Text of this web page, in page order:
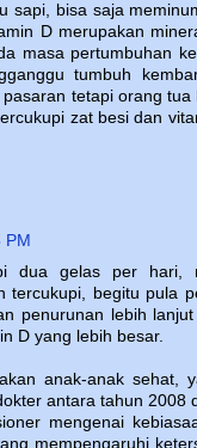
sapi, bisa saja
D merupakan
masa pertumbuhan
tumbuh
tetapi orang
zat besi dan
PM
dua gelas per hari,
tercukupi, begitu pula
penurunan lebih
D yang lebih besar.
anak-anak sehat,
antara tahun 2008
mengenai
mempengaruhi